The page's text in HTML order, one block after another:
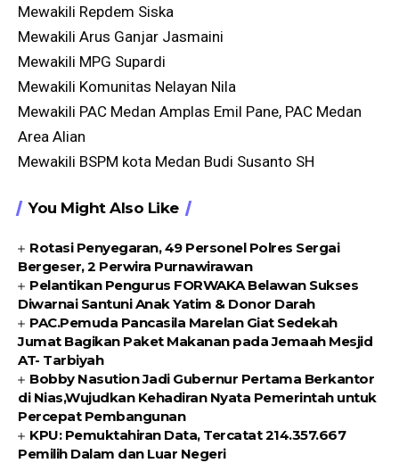
Mewakili Repdem Siska
Mewakili Arus Ganjar Jasmaini
Mewakili MPG Supardi
Mewakili Komunitas Nelayan Nila
Mewakili PAC Medan Amplas Emil Pane, PAC Medan
Area Alian
Mewakili BSPM kota Medan Budi Susanto SH
You Might Also Like
Rotasi Penyegaran, 49 Personel Polres Sergai
Bergeser, 2 Perwira Purnawirawan
Pelantikan Pengurus FORWAKA Belawan Sukses
Diwarnai Santuni Anak Yatim & Donor Darah
PAC.Pemuda Pancasila Marelan Giat Sedekah
Jumat Bagikan Paket Makanan pada Jemaah Mesjid
AT- Tarbiyah
Bobby Nasution Jadi Gubernur Pertama Berkantor
di Nias,Wujudkan Kehadiran Nyata Pemerintah untuk
Percepat Pembangunan
KPU: Pemuktahiran Data, Tercatat 214.357.667
Pemilih Dalam dan Luar Negeri